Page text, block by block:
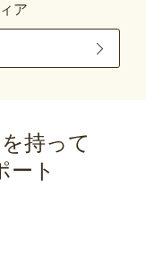
ア
持って
ート